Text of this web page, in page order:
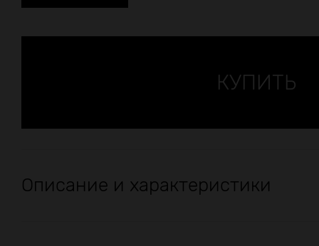
Описание и характеристики